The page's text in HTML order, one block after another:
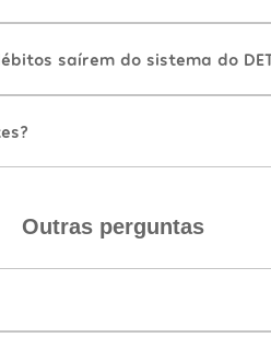
saírem do sistema do
Outras perguntas